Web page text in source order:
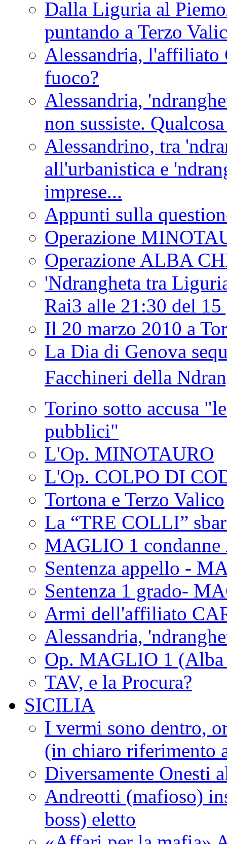
Dalla Liguria al
puntando a Terzo
Alessandria, l'affiliato
fuoco?
Alessandria,
non sussiste.
Alessandrino, tra
all'urbanistica e
imprese...
Appunti sulla
Operazione
Operazione ALBA
'Ndrangheta tra
Rai3 alle 21:30 del
Il 20 marzo 2010 a
La Dia di Genova
Facchineri della
Torino sotto accusa
pubblici"
L'Op. MINOTAURO
L'Op. COLPO DI
Tortona e Terzo Valico
La “TRE COLLI”
MAGLIO 1 condanne
Sentenza appello -
Sentenza 1 grado-
Armi dell'affiliato
Alessandria,
Op. MAGLIO 1 (Alba
TAV, e la Procura?
SICILIA
I vermi sono dentro,
(in chiaro riferimento
Diversamente Onesti
Andreotti (mafioso)
boss) eletto